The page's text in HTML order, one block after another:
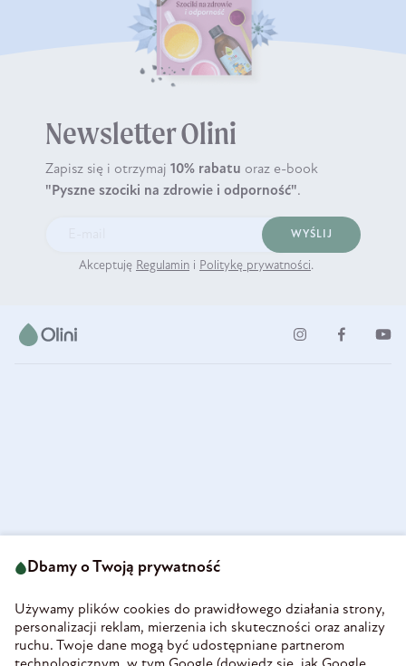
Newsletter Olini
Zapisz się i otrzymaj 10% rabatu oraz e-book
"Pyszne szociki na zdrowie i odporność".
WYŚLIJ
Akceptuję Regulamin i Politykę prywatności.
58-160 Świebodzice
REGON 890213034
INFORMACJE
Dbamy o Twoją prywatność
Używamy plików cookies do prawidłowego działania strony,
personalizacji reklam, mierzenia ich skuteczności oraz analizy
ruchu. Twoje dane mogą być udostępniane partnerom